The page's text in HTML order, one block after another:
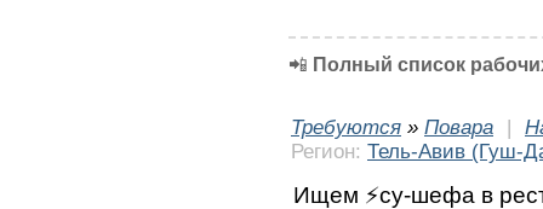
📲 Полный список
Требуются » Повара |
Регион: Тель-Авив (Гуш-
Ищем ⚡️су-шефа в